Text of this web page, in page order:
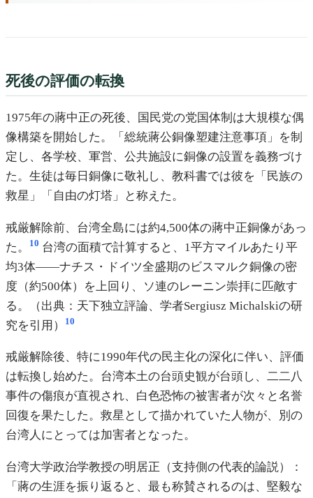
死後の評価の転換
1975年の蔣中正の死後、国民党の党国体制は大規模な偶
像構築を開始した。「総統蔣公銅像塑建注意事項」を制
定し、各学校、軍営、公共施設に銅像の設置を義務づけ
た。生徒は毎日銅像に敬礼し、教科書では彼を「民族の
救星」「自由の灯塔」と称えた。
戒厳解除前、台湾全島には約4,500体の蔣中正銅像があっ
た。
10 台湾の面積で計算すると、1平方マイルあたり平
均3体――ナチス・ドイツ全盛期のビスマルク銅像の密
度（約500体）を上回り、ソ連のレーニン崇拝に匹敵す
る。（出典：天下独立評論、学者Sergiusz Michalskiの研
究を引用）
10
戒厳解除後、特に1990年代の民主化の深化に伴い、評価
は転換し始めた。台湾本土の台頭史観が台頭し、二二八
事件の傷痕が直視され、白色恐怖の被害者が次々と名誉
回復を果たした。救星として描かれていた人物が、別の
台湾人にとっては加害者となった。
台湾大学政治学教授の明居正（支持側の代表的論説）：
「蔣の生涯を振り返ると、最も称賛されるのは、堅毅な